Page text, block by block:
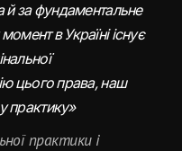
й за фундаментальне
в Україні існує
цього права, наш
практику»
практики і